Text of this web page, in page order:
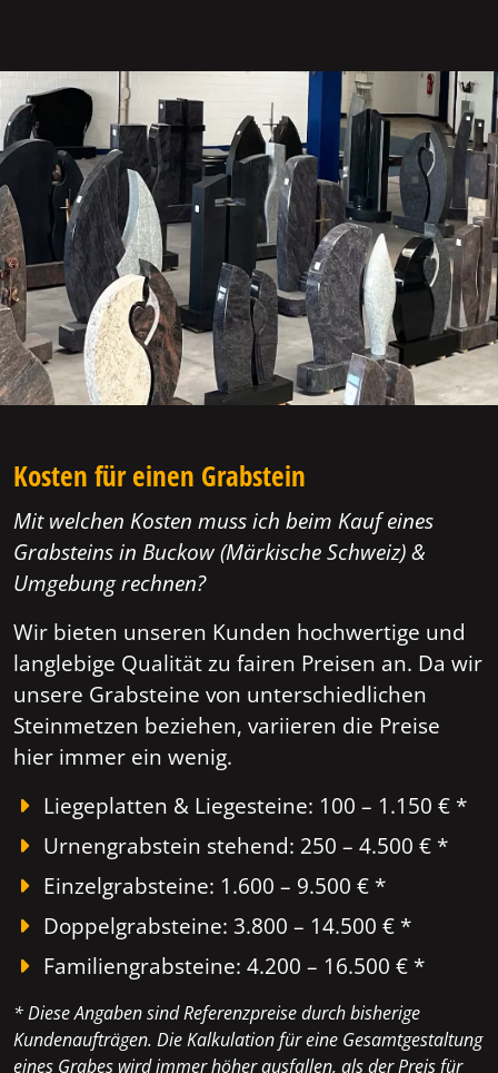
Kosten für einen Grabstein
Mit welchen Kosten muss ich beim Kauf eines
Grabsteins in Buckow (Märkische Schweiz) &
Umgebung rechnen?
Wir bieten unseren Kunden hochwertige und
langlebige Qualität zu fairen Preisen an. Da wir
unsere Grabsteine von unterschiedlichen
Steinmetzen beziehen, variieren die Preise
hier immer ein wenig.
Liegeplatten & Liegesteine: 100 – 1.150 € *
Urnengrabstein stehend: 250 – 4.500 € *
Einzelgrabsteine: 1.600 – 9.500 € *
Doppelgrabsteine: 3.800 – 14.500 € *
Familiengrabsteine: 4.200 – 16.500 € *
* Diese Angaben sind Referenzpreise durch bisherige
Kundenaufträgen. Die Kalkulation für eine Gesamtgestaltung
eines Grabes wird immer höher ausfallen, als der Preis für